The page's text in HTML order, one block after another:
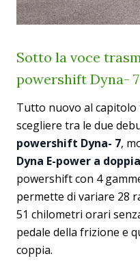
Sotto la voce
powershift Dyna- 7
Tutto nuovo al capitolo
scegliere tra le due
powershift Dyna- 7,
Dyna E-power a
powershift con 4
permette di variare 28
51 chilometri orari
pedale della frizione e
coppia.